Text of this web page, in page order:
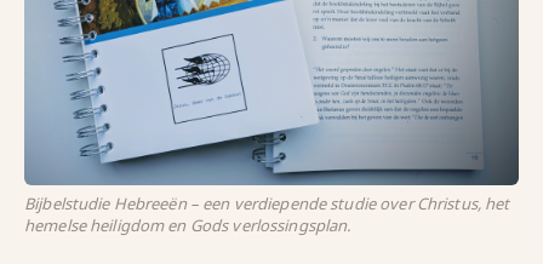
Bijbelstudie Hebreeën – een verdiepende studie over Christus, het
hemelse heiligdom en Gods verlossingsplan.